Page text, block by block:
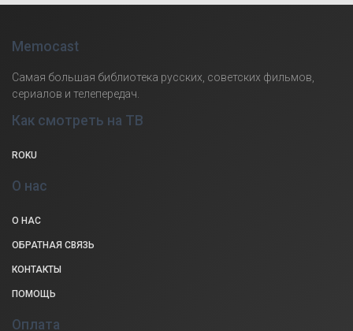
Memocast
Самая большая библиотека русских, советских фильмов,
сериалов и телепередач.
Как смотреть на ТВ
ROKU
О нас
О НАС
ОБРАТНАЯ СВЯЗЬ
КОНТАКТЫ
ПОМОЩЬ
Оплата